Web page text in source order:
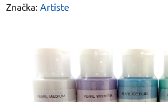
Značka: Artiste